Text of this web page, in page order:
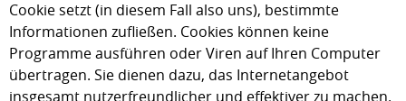
Cookie setzt (in diesem Fall also uns), bestimmte
Informationen zufließen. Cookies können keine
Programme ausführen oder Viren auf Ihren Computer
übertragen. Sie dienen dazu, das Internetangebot
insgesamt nutzerfreundlicher und effektiver zu machen.